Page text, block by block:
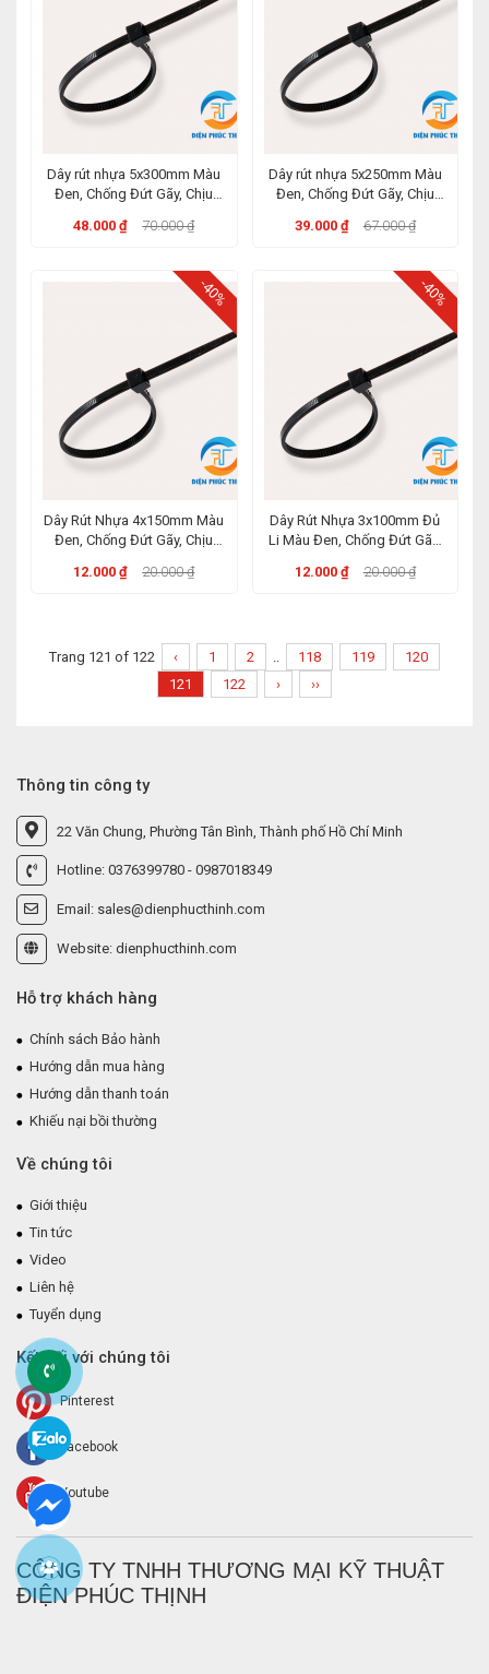
Dây rút nhựa 5x300mm Màu
Đen, Chống Đứt Gãy, Chịu
48.000 ₫ 70.000 ₫
Dây rút nhựa 5x250mm Màu
Đen, Chống Đứt Gãy, Chịu
39.000 ₫ 67.000 ₫
-40%
Dây Rút Nhựa 4x150mm Màu
Đen, Chống Đứt Gãy, Chịu
12.000 ₫ 20.000 ₫
-40%
Dây Rút Nhựa 3x100mm Đủ
Li Màu Đen, Chống Đứt Gãy,
12.000 ₫ 20.000 ₫
Trang 121 of 122 ‹ 1 2 .. 118 119
120
121
122 › ››
Thông tin công ty
22 Văn Chung, Phường Tân Bình, Thành phố Hồ Chí Minh
Hotline: 0376399780 - 0987018349
Email: sales@dienphucthinh.com
Website: dienphucthinh.com
Hỗ trợ khách hàng
Chính sách Bảo hành
Hướng dẫn mua hàng
Hướng dẫn thanh toán
Khiếu nại bồi thường
Về chúng tôi
Giới thiệu
Tin tức
Video
Liên hệ
Tuyển dụng
Kết nối với chúng tôi
Pinterest
Facebook
Youtube
CÔNG TY TNHH THƯƠNG MẠI KỸ THUẬT
ĐIỆN PHÚC THỊNH